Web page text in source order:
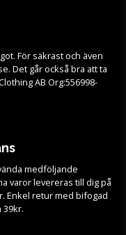
För säkrast och även
Det går också bra att ta
AB Org:556998-
medföljande
varor levereras till dig på
Enkel retur med bifogad
39kr.